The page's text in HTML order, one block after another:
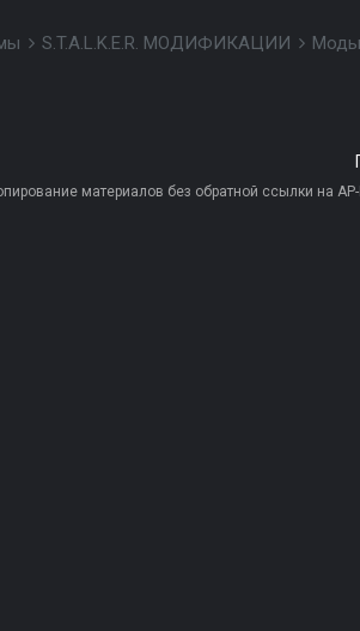
S.T.A.L.K.E.R. МОДИФИКАЦИИ
материалов без обратной ссылки на